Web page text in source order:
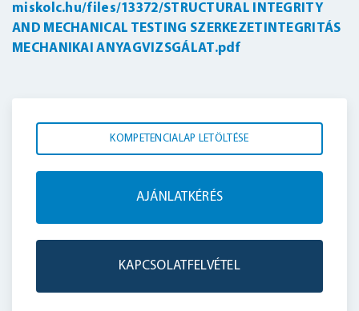
miskolc.hu/files/13372/STRUCTURAL INTEGRITY
AND MECHANICAL TESTING SZERKEZETINTEGRITÁS
MECHANIKAI ANYAGVIZSGÁLAT.pdf
KOMPETENCIALAP LETÖLTÉSE
AJÁNLATKÉRÉS
KAPCSOLATFELVÉTEL